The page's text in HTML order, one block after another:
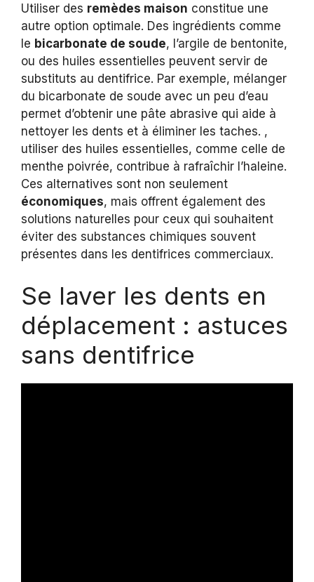
Utiliser des remèdes maison constitue une
autre option optimale. Des ingrédients comme
le bicarbonate de soude, l’argile de bentonite,
ou des huiles essentielles peuvent servir de
substituts au dentifrice. Par exemple, mélanger
du bicarbonate de soude avec un peu d’eau
permet d’obtenir une pâte abrasive qui aide à
nettoyer les dents et à éliminer les taches. ,
utiliser des huiles essentielles, comme celle de
menthe poivrée, contribue à rafraîchir l’haleine.
Ces alternatives sont non seulement
économiques, mais offrent également des
solutions naturelles pour ceux qui souhaitent
éviter des substances chimiques souvent
présentes dans les dentifrices commerciaux.
Se laver les dents en
déplacement : astuces
sans dentifrice